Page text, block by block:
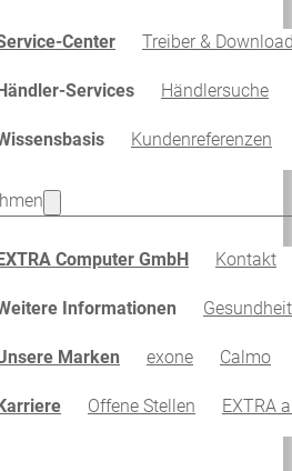
Center Treiber &
Services Händlersuche
Kundenreferenzen
Computer GmbH Kontakt
Informationen
Marken exone Calmo
Offene Stellen EXTRA